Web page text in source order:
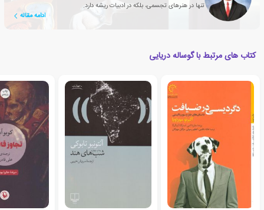
تنها در هنرهای تجسمی، بلکه در ادبیات ریشه دارد.
ادامه مقاله
کتاب های مرتبط با گوساله دریایی